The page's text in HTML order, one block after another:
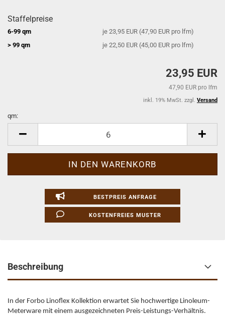
Staffelpreise
6-99 qm
je 23,95 EUR (47,90 EUR pro lfm)
> 99 qm
je 22,50 EUR (45,00 EUR pro lfm)
23,95 EUR
47,90 EUR pro lfm
inkl. 19% MwSt. zzgl. Versand
qm:
BESTPREIS ANFRAGE
KOSTENFREIES MUSTER
Beschreibung
In der Forbo Linoflex Kollektion erwartet Sie hochwertige Linoleum-
Meterware mit einem ausgezeichneten Preis-Leistungs-Verhältnis.